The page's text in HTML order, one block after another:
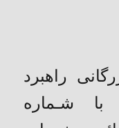
راهبرد
با شـماره